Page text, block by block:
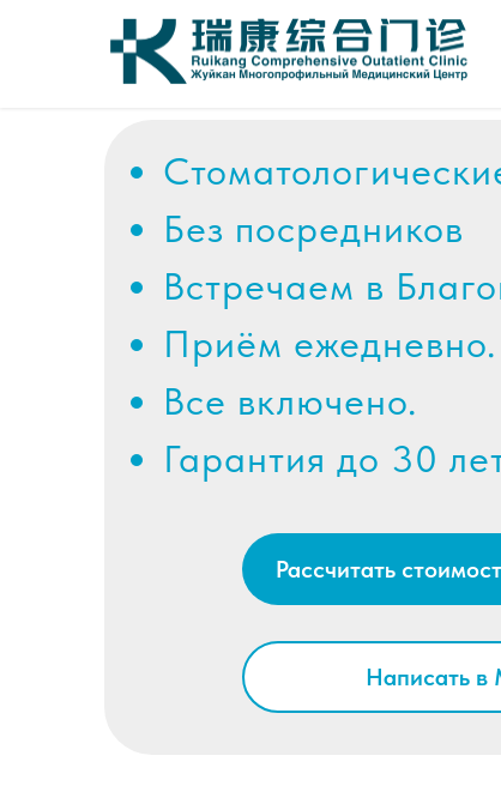
Рассчитать
Написать в
Без посредников
Встречаем в
Приём ежедневно.
Все включено.
Гарантия до 30